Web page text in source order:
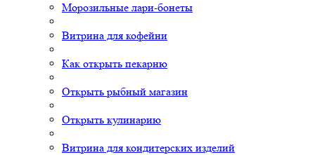
Морозильные лари-бонеты
Витрина для кофейни
Как открыть пекарню
Открыть рыбный магазин
Открыть кулинарию
Витрина для кондитерских изделий